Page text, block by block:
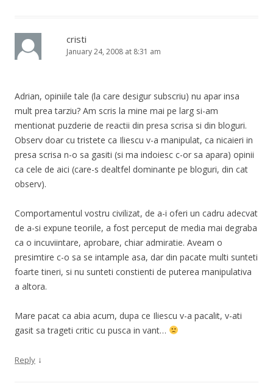
cristi
January 24, 2008 at 8:31 am
Adrian, opiniile tale (la care desigur subscriu) nu apar insa
mult prea tarziu? Am scris la mine mai pe larg si-am
mentionat puzderie de reactii din presa scrisa si din bloguri.
Observ doar cu tristete ca Iliescu v-a manipulat, ca nicaieri in
presa scrisa n-o sa gasiti (si ma indoiesc c-or sa apara) opinii
ca cele de aici (care-s dealtfel dominante pe bloguri, din cat
observ).
Comportamentul vostru civilizat, de a-i oferi un cadru adecvat
de a-si expune teoriile, a fost perceput de media mai degraba
ca o incuviintare, aprobare, chiar admiratie. Aveam o
presimtire c-o sa se intample asa, dar din pacate multi sunteti
foarte tineri, si nu sunteti constienti de puterea manipulativa
a altora.
Mare pacat ca abia acum, dupa ce Iliescu v-a pacalit, v-ati
gasit sa trageti critic cu pusca in vant…
Reply ↓